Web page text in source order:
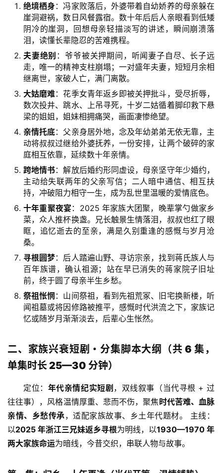
绝境栖身 ：冯家败落后，外婆带着自幼娇养的母亲躲在
崖洞避祸，数日风餐露宿。数十年后后人亲眼看到低矮
阴冷的崖洞，回想母亲轻描淡写的讲述，瞬间崩溃落
泪，读懂长辈隐忍的苦难携程。
夫妻绝别 ：爷爷被关押期间，听闻妻子自尽、长子远
走，唯一的精神支柱崩塌；一对盛年夫妻，短短月余相
继离世，家破人亡，满门离散。
大姑磨难：花季女青年返乡即被关押批斗，受尽折辱，
数次投井、跳水、上吊寻死，十岁二姑循着脚印救下悬
梁的姐姐，姐妹相拥痛哭，画面凄惨绝望。
亲情托底：父亲身居外地，念及年幼弟弟无依无靠，主
动将叔叔过继给外婆抚养，一份安排，让两个破碎的家
庭相互依靠，延续数十年亲情。
跨地情书：解放后婚约形同虚设，母亲坚守年少婚约，
主动给失联两年的父亲写信；二人暗中通信、相互扶
持，冲破阻力相守一生，成为乱世里温暖的爱情底色。
十年重聚夜宴：2025 年家族大团聚，晚辈掌勺做家乡
菜，众人推杯换盏。兄长触景生情落泪，叔叔也红了眼
眶，追忆逝去的至亲，满是久别重逢的感慨与岁月沧
桑。
寻根圆梦：后人踏遍山野、寻访宗亲，找到蒋氏族人与
百年族谱，确认祖源；站在早已消失的蒋家院子旧址
前，终于圆了母亲半生乡愁。
祭祖怅惘 ：山间祭祖，看到先祖荒冢、旧宅换新楼，听
闻祖墓或将因修路被推平，感慨时代洪流之下，家族记
忆或随岁月渐渐淡去，后辈心生怅然。
二、家族兴衰短剧・分集脚本大纲（共 6 集，
单集时长 25—30 分钟）
定位： 年代亲情纪实短剧，双线叙事（当代寻根 + 过
往往事），风格温情厚重、悲而不伤，聚焦时代苦难、血脉
亲情、乡愁传承，适配家族故事、乡土年代题材。 主线：
以2025 年浙江三兄妹返乡寻根为明线，以1930—1970 年
两大家族命运为暗线，今昔交织，串联人物与故事。